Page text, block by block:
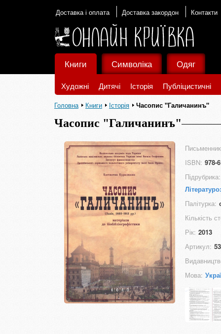
Доставка і оплата Доставка закордон Контакти
Книги
Художні Дитячі Історія Публіцистичні
Символіка Одяг
Головна Книги Історія Часопис "Галичанинъ"
Часопис "Галичанинъ"
ISBN: 978-
Підрубрика:
Палітурка:
Кількість
Рік: 2013
Артикул:
Мова: